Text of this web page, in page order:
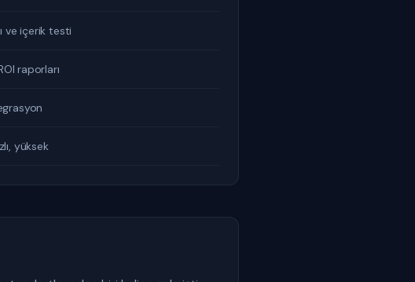
ve içerik testi
raporları
yüksek